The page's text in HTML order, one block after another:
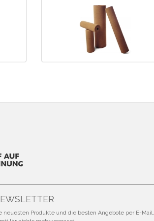
neuesten Produkte und die besten Angebote per E-Mail,